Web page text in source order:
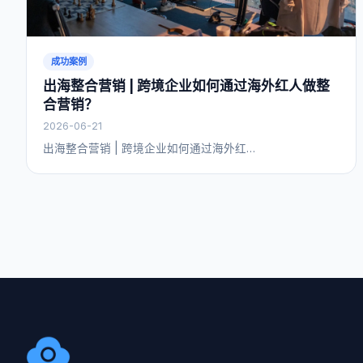
成功案例
出海整合营销 | 跨境企业如何通过海外红人做整
合营销？
2026-06-21
出海整合营销 | 跨境企业如何通过海外红…